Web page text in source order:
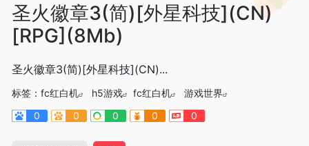
圣火徽章3(简)[外星科技](CN)
[RPG](8Mb)
圣火徽章3(简)[外星科技](CN)...
标签： fc红白机 h5游戏 fc红白机
游戏世界
0
0 0 0 0